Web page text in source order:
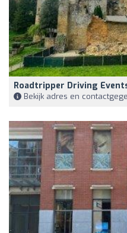
Roadtripper Driving
Bekijk adres en